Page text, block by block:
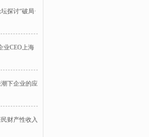
探讨“破局·
业CEO上海
下企业的应
财产性收入